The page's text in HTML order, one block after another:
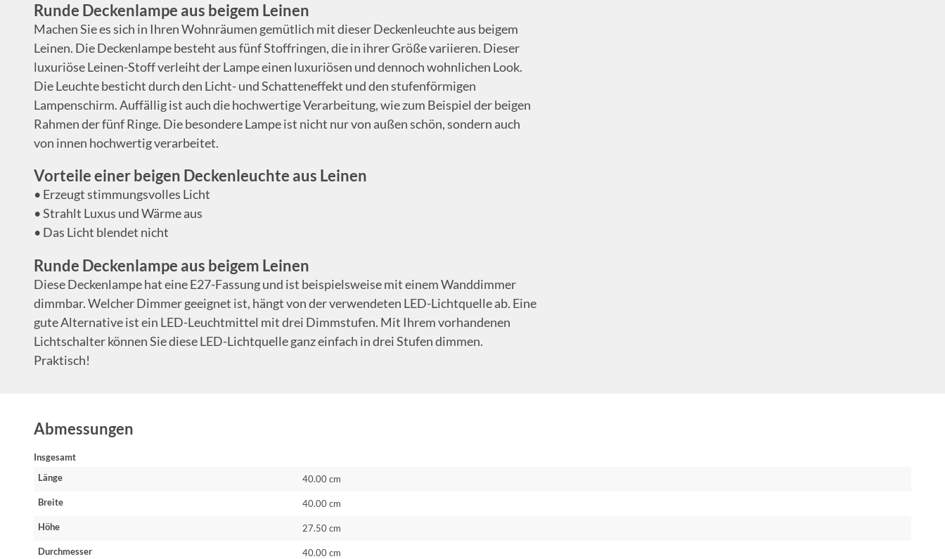
Runde Deckenlampe aus beigem Leinen
Machen Sie es sich in Ihren Wohnräumen gemütlich mit dieser Deckenleuchte aus beigem
Leinen. Die Deckenlampe besteht aus fünf Stoffringen, die in ihrer Größe variieren. Dieser
luxuriöse Leinen-Stoff verleiht der Lampe einen luxuriösen und dennoch wohnlichen Look.
Die Leuchte besticht durch den Licht- und Schatteneffekt und den stufenförmigen
Lampenschirm. Auffällig ist auch die hochwertige Verarbeitung, wie zum Beispiel der beigen
Rahmen der fünf Ringe. Die besondere Lampe ist nicht nur von außen schön, sondern auch
von innen hochwertig verarbeitet.
Vorteile einer beigen Deckenleuchte aus Leinen
• Erzeugt stimmungsvolles Licht
• Strahlt Luxus und Wärme aus
• Das Licht blendet nicht
Runde Deckenlampe aus beigem Leinen
Diese Deckenlampe hat eine E27-Fassung und ist beispielsweise mit einem Wanddimmer
dimmbar. Welcher Dimmer geeignet ist, hängt von der verwendeten LED-Lichtquelle ab. Eine
gute Alternative ist ein LED-Leuchtmittel mit drei Dimmstufen. Mit Ihrem vorhandenen
Lichtschalter können Sie diese LED-Lichtquelle ganz einfach in drei Stufen dimmen.
Praktisch!
Abmessungen
Insgesamt
Länge
40.00 cm
Breite 40.00 cm
Höhe 27.50 cm
Durchmesser 40.00 cm